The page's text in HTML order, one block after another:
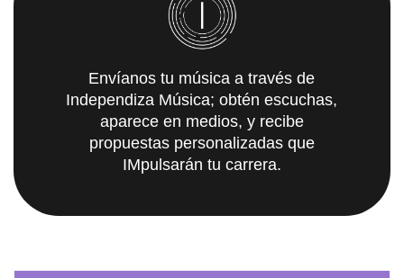
Envíanos tu música a través de
Independiza Música; obtén escuchas,
aparece en medios, y recibe
propuestas personalizadas que
IMpulsarán tu carrera.